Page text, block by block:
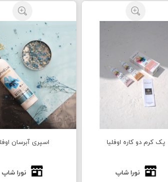
پک کرم دو کاره اوفلیا
نورا شاپ
اسپری آبرسان
نورا شاپ